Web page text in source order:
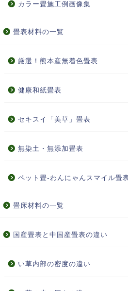
カラー畳施工例画像集
畳表材料の一覧
厳選！熊本産無着色畳表
健康和紙畳表
セキスイ「美草」畳表
無染土・無添加畳表
ペット畳-わんにゃんスマイル畳
畳床材料の一覧
国産畳表と中国産畳表の違い
い草内部の密度の違い